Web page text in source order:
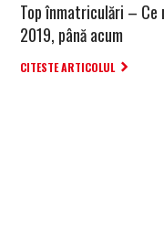
Top înmatriculări – Ce
2019, până acum
CITESTE ARTICOLUL